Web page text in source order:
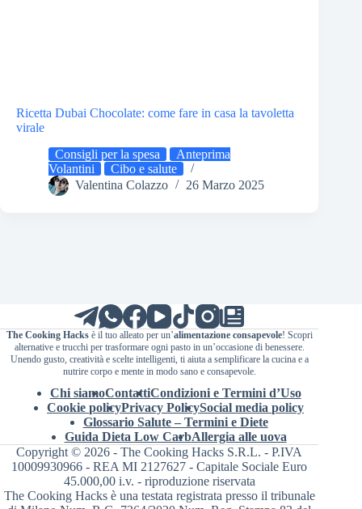
Ricetta Dubai Chocolate: come fare in casa la tavoletta
virale
Consigli per la spesa
Anteprima
Volantini
Cibo e salute
Valentina Colazzo
26 Marzo 2025
The Cooking Hacksè il tuo alleato per un’alimentazione consapevole! Scopri
alternative e trucchi per trasformare ogni pasto in un’occasione di benessere.
Unendo gusto, creatività e scelte intelligenti, ti aiuta a semplificare la cucina e a
nutrire corpo e mente in modo sano e consapevole.
Chi siamoContattiCondizioni e Termini d’Uso
Cookie policyPrivacy PolicySocial media policy
Glossario Salute – Termini e Diete
Guida Dieta Low CarbAllergia alle uova
Copyright © 2026 - The Cooking Hacks S.R.L. - P.IVA
10009930966 - REA MI 2127627 - Capitale Sociale Euro
45.000,00 i.v. - riproduzione riservata
The Cooking Hacks è una testata registrata presso il tribunale